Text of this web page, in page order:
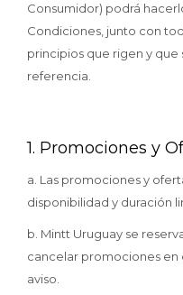
Consumidor) podrá
Condiciones, junto con
principios que rigen y
referencia.
1. Promociones y
a. Las promociones y
disponibilidad y duración
b. Mintt Uruguay se
cancelar promociones
aviso.